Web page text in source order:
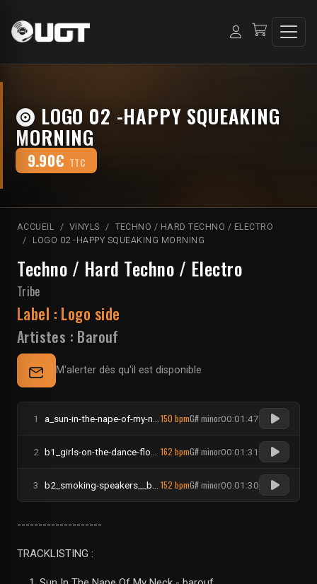
LOGO 02 -HAPPY SQUEAKING
MORNING
9.90€ TTC
ACCUEIL VINYLS
TECHNO / HARD TECHNO / ELECTRO
LOGO 02 -HAPPY SQUEAKING MORNING
Techno / Hard Techno / Electro
Tribe
Label : Logo side
Artistes : Barouf
M'alerter dès qu'il est disponible
1 150 bpmG# minor00:01:47
2 162 bpmG# minor00:01:31
3 152 bpmG# minor00:01:30
--------------------
TRACKLISTING :